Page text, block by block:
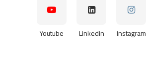
Instagram
Linkedin
Youtube